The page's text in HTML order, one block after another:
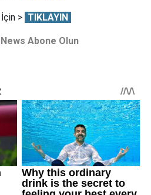
> TIKLAYIN
News Abone Olun